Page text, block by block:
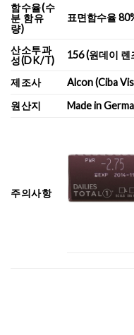
함수율(수
분 함유
량)
표면함수율
산소투과
성(DK/T)
156 (원데이
제조사
Alcon (Ciba
원산지
Made in
주의사항